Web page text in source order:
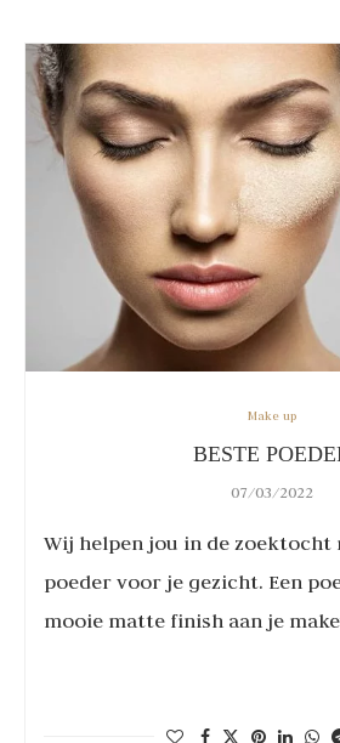
Make up
BESTE
07/03/2022
Wij helpen jou in de zoektocht
poeder voor je gezicht. Een
mooie matte finish aan je